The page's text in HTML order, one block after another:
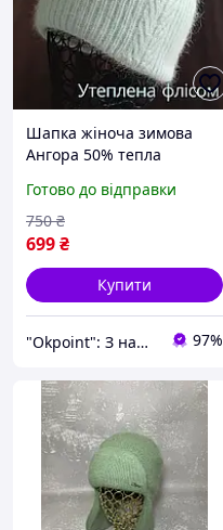
Шапка жіноча зимова
Ангора 50% тепла
м'ятний (2225M)
Готово до відправки
699₴
750 ₴
Купити
"Okpoint": З нами ваше життя буде ОК! 97%